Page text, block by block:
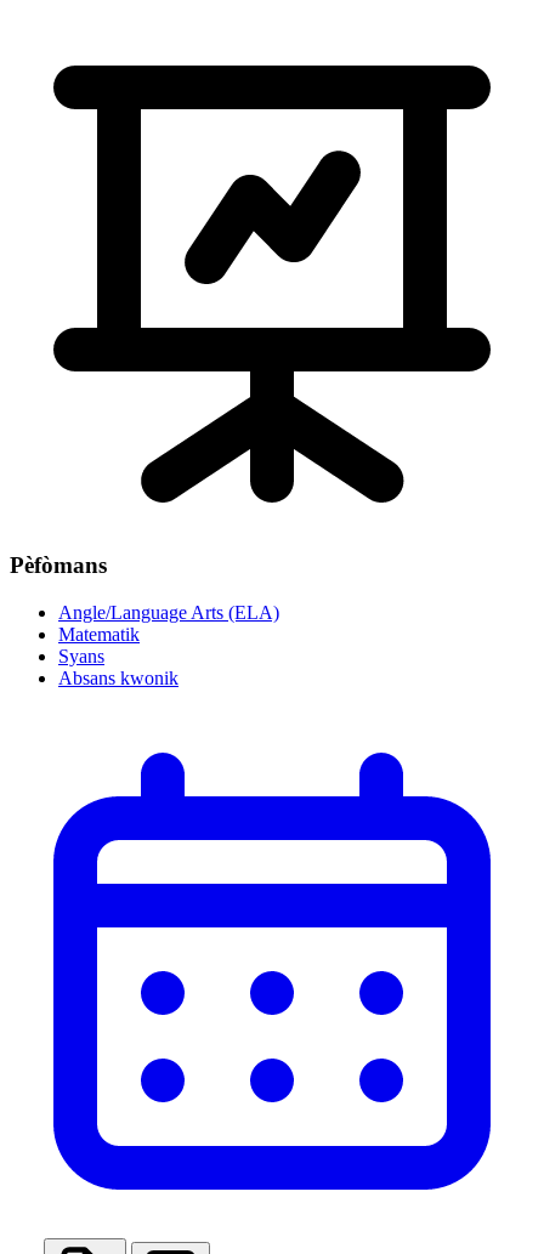
Pèfòmans
Angle/Language Arts (ELA)
Matematik
Syans
Absans kwonik